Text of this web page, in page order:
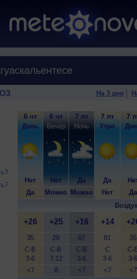
На 3 дня
6 чт
День
Нет
Да
6 чт
Вечер
Нет
Можно
7 пт
Ночь
Да
Можно
7 пт
Утро
Да
Нет
7
Да
+26
35
С-В
3-6
<7
+25
29
С-В
7-12
8
+16
67
С-В
3-6
<7
+14
81
С
3-6
<7
35
С-
3-6
<7